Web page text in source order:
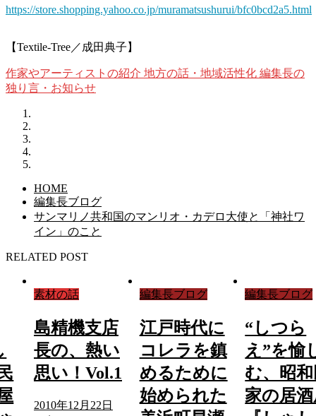
https://store.shopping.yahoo.co.jp/muramatsushurui/bfc0bcd2a5.html
【Textile-Tree／成田典子】
作家やアーティストの紹介 地方の話・地域活性化 編集長の
独り言・お知らせ
HOME
編集長ブログ
サンマリノ共和国のマンリオ・カデロ大使と「神社ワ
イン」のこと
RELATED POST
素材の話
島精機支店
長の、熱い
思い！Vol.1
2010年12月22日
編集長ブログ
江戸時代に
コレラを鎮
めるために
始められた
編集長ブログ
“しつら
え”を愉
む、昭
家の居